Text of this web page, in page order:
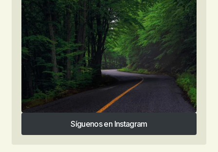
Síguenos en Instagram
Síguenos en Instagram